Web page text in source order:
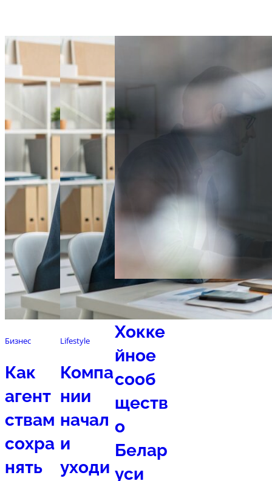
Бизнес
Как
агент
ствам
сохра
нять
Lifestyle
Компа
нии
начал
и
уходи
Спорт
Хокке
йное
сооб
ществ
о
Белар
уси